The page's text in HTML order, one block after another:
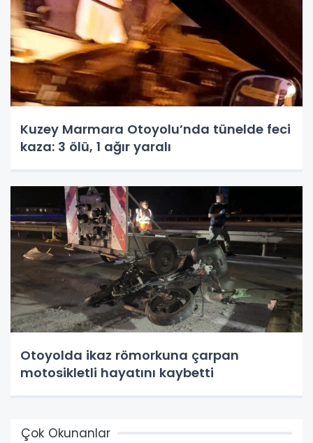
Kuzey Marmara Otoyolu’nda tünelde feci
kaza: 3 ölü, 1 ağır yaralı
Otoyolda ikaz römorkuna çarpan
motosikletli hayatını kaybetti
Çok Okunanlar